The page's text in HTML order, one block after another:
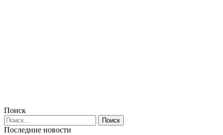
Поиск
Последние новости